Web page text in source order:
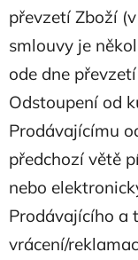
převzetí Zboží
smlouvy je
ode dne
Odstoupení od
Prodávajícímu
předchozí větě
nebo
Prodávajícího a
vrácení/